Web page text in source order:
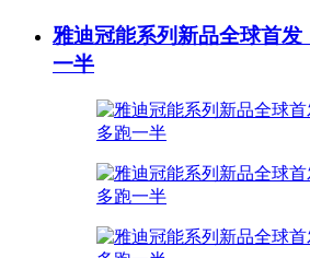
雅迪冠能系列新品全球首发
一半